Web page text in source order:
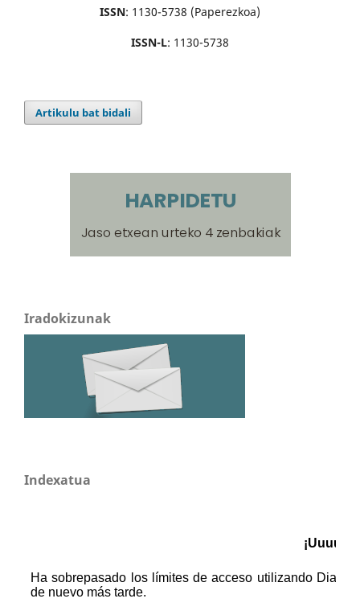
ISSN: 1130-5738 (Paperezkoa)
ISSN-L: 1130-5738
Artikulu bat bidali
Iradokizunak
Indexatua